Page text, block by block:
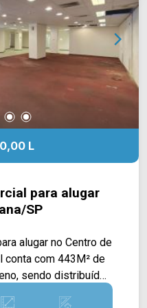
a sua visita!!
4546 ARBIX
mudança!
L
para alugar
SP
alugar no Centro de
sendo distribuídos
piso térreo e um